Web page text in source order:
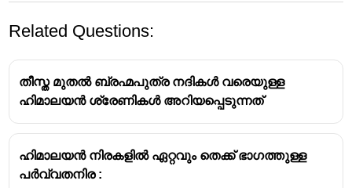
ഹിമാദ്രിയുടെ സവിശേഷത അല്ലാത്തത് :
(i) ലോകത്തിൽ ഏറ്റവും കൂടുതൽ മഴ
Related Questions:
തീസ്ത മുതൽ ബ്രഹ്മപുത്ര നദികൾ വരെയുള്ള
ഹിമാലയൻ ശ്രേണികൾ അറിയപ്പെടുന്നത്
ഹിമാലയൻ നിരകളിൽ ഏറ്റവും തെക്ക് ഭാഗത്തുള്ള
പർവ്വതനിര :